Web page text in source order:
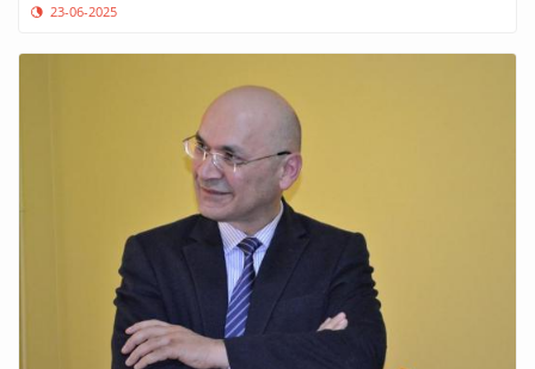
23-06-2025